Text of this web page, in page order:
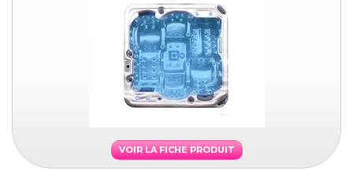
VOIR LA FICHE PRODUIT